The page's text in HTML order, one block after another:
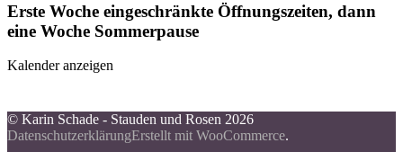
Erste Woche eingeschränkte Öffnungszeiten, dann
eine Woche Sommerpause
Kalender anzeigen
© Karin Schade - Stauden und Rosen 2026
DatenschutzerklärungErstellt mit WooCommerce.